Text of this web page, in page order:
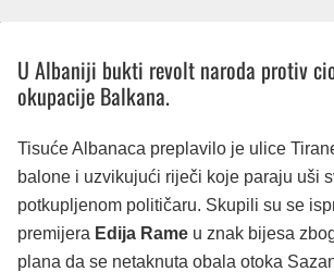
U Albaniji bukti revolt naroda protiv
okupacije Balkana.
Tisuće Albanaca preplavilo je ulice
balone i uzvikujući riječi koje paraju uši
potkupljenom političaru. Skupili su se
premijera Edija Rame u znak bijesa
plana da se netaknuta obala otoka